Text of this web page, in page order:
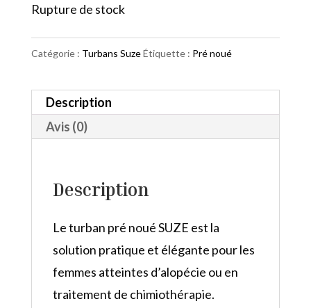
Rupture de stock
Catégorie : Turbans SuzeÉtiquette : Pré noué
Description
Avis (0)
Description
Le turban pré noué SUZE est la
solution pratique et élégante pour les
femmes atteintes d’alopécie ou en
traitement de chimiothérapie.